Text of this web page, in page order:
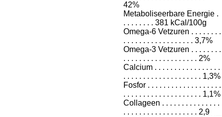
42%
Metaboliseerbare Energie .
. . . . . . . . 381 kCal/100g
Omega-6 Vetzuren . . . . . . . .
. . . . . . . . . . . . . . . . . . 3,7%
Omega-3 Vetzuren . . . . . . . .
. . . . . . . . . . . . . . . . . . . 2%
Calcium . . . . . . . . . . . . . . . . .
. . . . . . . . . . . . . . . . . . . . 1,3%
Fosfor . . . . . . . . . . . . . . . . . . .
. . . . . . . . . . . . . . . . . . . . 1,1%
Collageen . . . . . . . . . . . . . . .
. . . . . . . . . . . . . . . . . . . 2,9